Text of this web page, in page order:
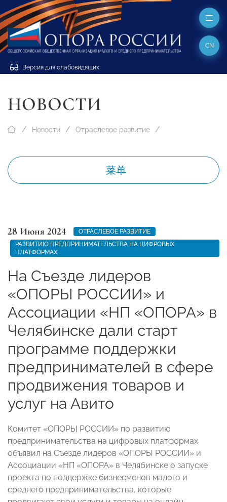
Версия для слабовидящих
CN
НОВОСТИ
Новости Отраслевое развитие
菜单
28 Июня 2024
ОТРАСЛЕВОЕ РАЗВИТИЕ
РАЗВИТИЮ ПРЕДПРИНИМАТЕЛЬСТВА НА ЦИФРОВЫХ
ПЛАТФОРМАХ
На Съезде лидеров
«ОПОРЫ РОССИИ» и
Ассоциации «НП «ОПОРА» в
Челябинске дали старт
программе поддержки
предпринимателей в сфере
продвижения товаров и
услуг на Авито
Комитет «ОПОРЫ РОССИИ» по развитию
предпринимательства на цифровых платформах
объявил на Съезде лидеров «ОПОРЫ РОССИИ» и
Ассоциации «НП «ОПОРА» в Челябинске о запуске
проекта по поддержке бизнесменов малого и
среднего предпринимательства, которые